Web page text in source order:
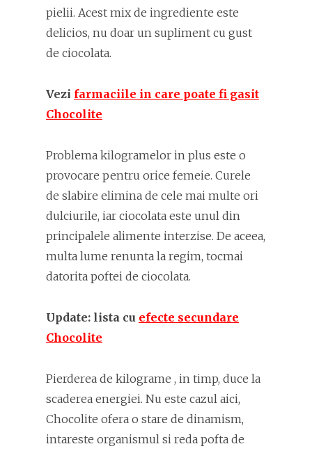
pielii. Acest mix de ingrediente este
delicios, nu doar un supliment cu gust
de ciocolata.
Vezi farmaciile in care poate fi gasit
Chocolite
Problema kilogramelor in plus este o
provocare pentru orice femeie. Curele
de slabire elimina de cele mai multe ori
dulciurile, iar ciocolata este unul din
principalele alimente interzise. De aceea,
multa lume renunta la regim, tocmai
datorita poftei de ciocolata.
Update: lista cu efecte secundare
Chocolite
Pierderea de kilograme , in timp, duce la
scaderea energiei. Nu este cazul aici,
Chocolite ofera o stare de dinamism,
intareste organismul si reda pofta de